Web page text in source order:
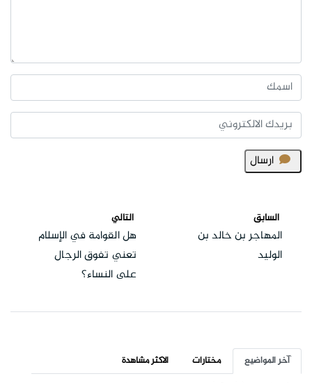
ارسال
السابق
المهاجر بن خالد بن
الوليد
التالي
هل القوامة في الإسلام
تعني تفوق الرجال
على النساء؟
آخر المواضيع مختارات
الاكثر مشاهدة